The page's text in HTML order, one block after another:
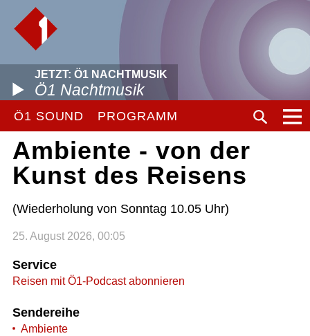
JETZT: Ö1 NACHTMUSIK
Ö1 Nachtmusik
Ö1 SOUND PROGRAMM
Ambiente - von der
Kunst des Reisens
(Wiederholung von Sonntag 10.05 Uhr)
25. August 2026, 00:05
Service
Reisen mit Ö1-Podcast abonnieren
Sendereihe
Ambiente